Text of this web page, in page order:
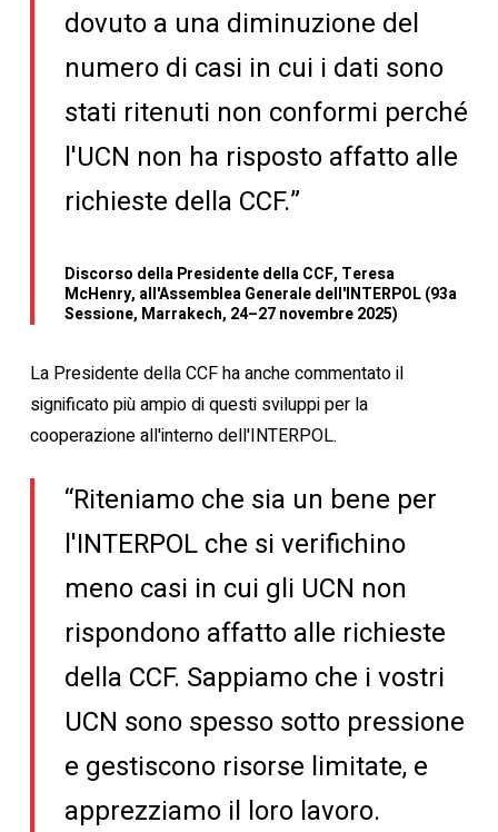
dovuto a una diminuzione del
numero di casi in cui i dati sono
stati ritenuti non conformi perché
l'UCN non ha risposto affatto alle
richieste della CCF.”
Discorso della Presidente della CCF, Teresa
McHenry, all'Assemblea Generale dell'INTERPOL (93a
Sessione, Marrakech, 24–27 novembre 2025)
La Presidente della CCF ha anche commentato il
significato più ampio di questi sviluppi per la
cooperazione all'interno dell'INTERPOL.
“Riteniamo che sia un bene per
l'INTERPOL che si verifichino
meno casi in cui gli UCN non
rispondono affatto alle richieste
della CCF. Sappiamo che i vostri
UCN sono spesso sotto pressione
e gestiscono risorse limitate, e
apprezziamo il loro lavoro.